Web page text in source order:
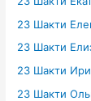
23 Шакти
23 Шакти
23 Шакти
23 Шакти